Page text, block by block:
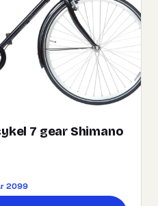
7 gear Shimano
2099